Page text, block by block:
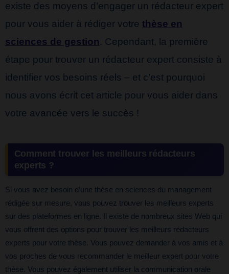
existe des moyens d’engager un rédacteur expert
pour vous aider à rédiger votre thèse en
sciences de gestion. Cependant, la première
étape pour trouver un rédacteur expert consiste à
identifier vos besoins réels – et c’est pourquoi
nous avons écrit cet article pour vous aider dans
votre avancée vers le succès !
Comment trouver les meilleurs rédacteurs
experts ?
Si vous avez besoin d’une thèse en sciences du management
rédigée sur mesure, vous pouvez trouver les meilleurs experts
sur des plateformes en ligne. Il existe de nombreux sites Web qui
vous offrent des options pour trouver les meilleurs rédacteurs
experts pour votre thèse. Vous pouvez demander à vos amis et à
vos proches de vous recommander le meilleur expert pour votre
thèse. Vous pouvez également utiliser la communication orale